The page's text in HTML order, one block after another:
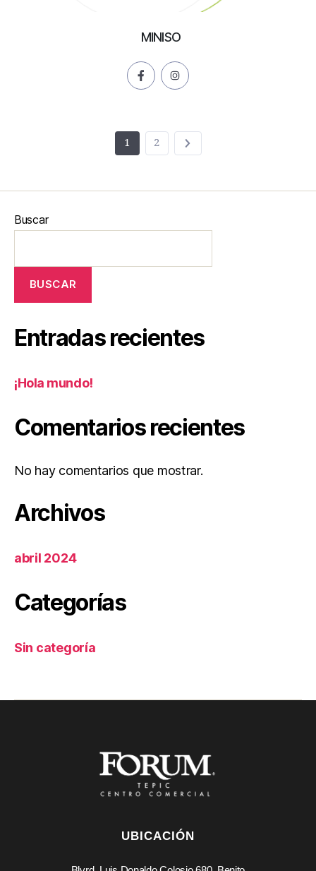
MINISO
1 2
Buscar
BUSCAR
Entradas recientes
¡Hola mundo!
Comentarios recientes
No hay comentarios que mostrar.
Archivos
abril 2024
Categorías
Sin categoría
UBICACIÓN